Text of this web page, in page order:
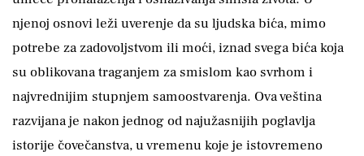
njenoj osnovi leži uverenje da su ljudska bića, mimo
potrebe za zadovoljstvom ili moći, iznad svega bića koja
su oblikovana traganjem za smislom kao svrhom i
najvrednijim stupnjem samoostvarenja. Ova veština
razvijana je nakon jednog od najužasnijih poglavlja
istorije čovečanstva, u vremenu koje je istovremeno